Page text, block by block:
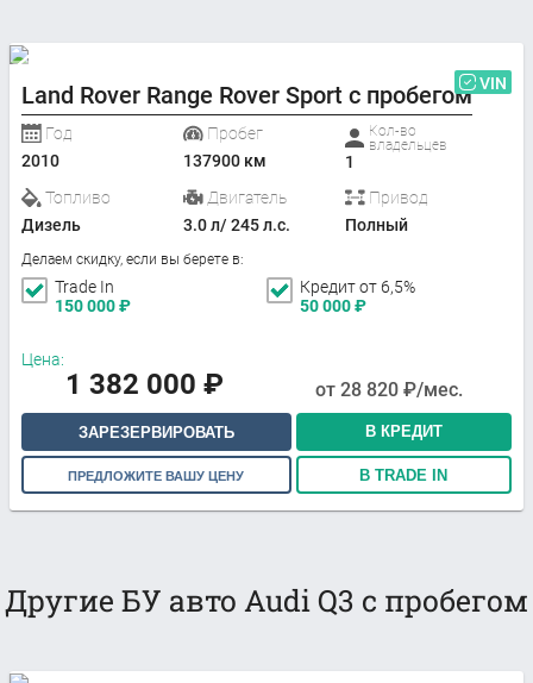
Land Rover Range Rover Sport с пробегом VIN
Год
2010
Пробег
137900 км
Кол-во
владельцев
1
Топливо
Дизель
Двигатель
3.0 л/ 245 л.с.
Привод
Полный
Делаем скидку, если вы берете в:
Trade In
150 000₽
Кредит от 6,5%
50 000₽
Цена:
1 382 000 ₽ от 28 820 ₽/мес.
ЗАРЕЗЕРВИРОВАТЬ В КРЕДИТ
ПРЕДЛОЖИТЕ ВАШУ ЦЕНУ В TRADE IN
Другие БУ авто Audi Q3 с пробегом